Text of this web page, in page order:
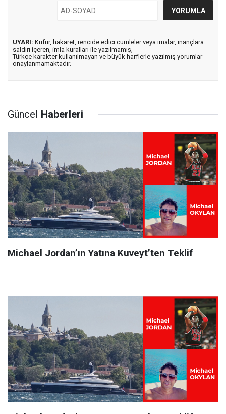
UYARI: Küfür, hakaret, rencide edici cümleler veya imalar, inançlara
saldırı içeren, imla kuralları ile yazılmamış,
Türkçe karakter kullanılmayan ve büyük harflerle yazılmış yorumlar
onaylanmamaktadır.
Güncel Haberleri
Michael Jordan’ın Yatına Kuveyt’ten Teklif